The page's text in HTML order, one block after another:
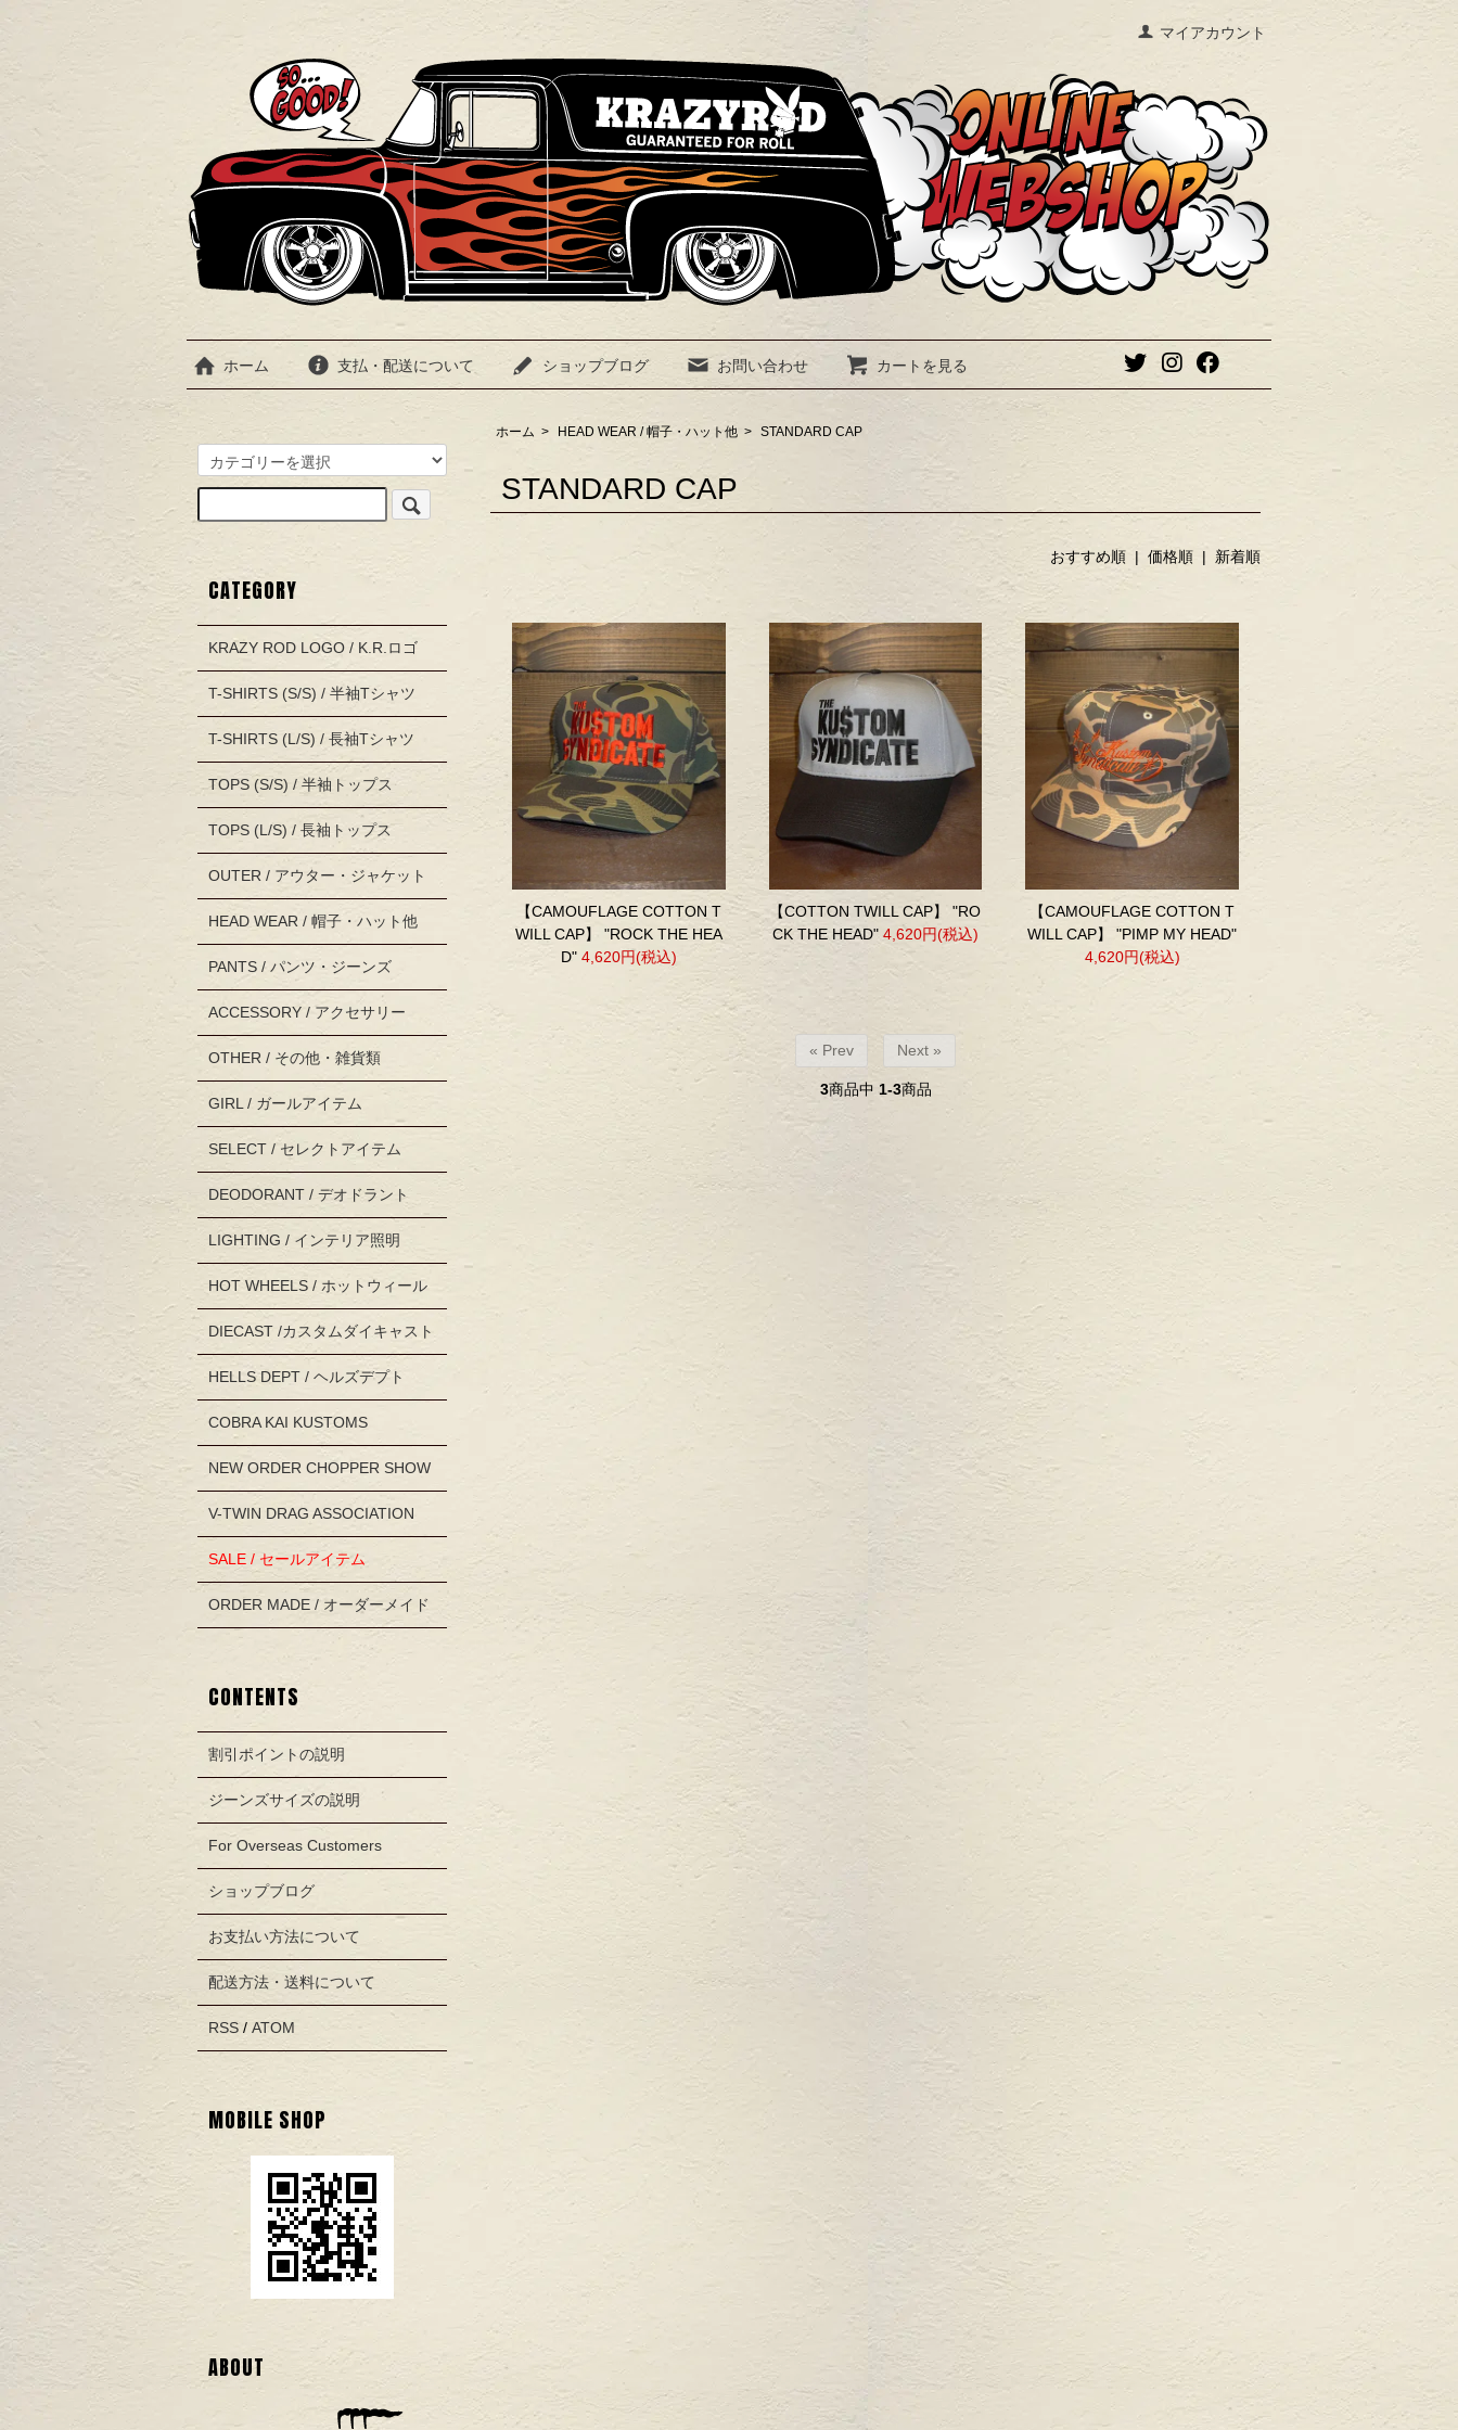
マイアカウント
ホーム 支払・配送について ショップブログ お問い合わせ カートを見る
ホーム > HEAD WEAR / 帽子・ハット他 > STANDARD CAP
STANDARD CAP
おすすめ順 | 価格順 | 新着順
【CAMOUFLAGE COTTON T
WILL CAP】 "ROCK THE HEA
D" 4,620円(税込)
【COTTON TWILL CAP】 "RO
CK THE HEAD" 4,620円(税込)
【CAMOUFLAGE COTTON T
WILL CAP】 "PIMP MY HEAD"
4,620円(税込)
« Prev Next »
3商品中 1-3商品
CATEGORY
KRAZY ROD LOGO / K.R.ロゴ
T-SHIRTS (S/S) / 半袖Tシャツ
T-SHIRTS (L/S) / 長袖Tシャツ
TOPS (S/S) / 半袖トップス
TOPS (L/S) / 長袖トップス
OUTER / アウター・ジャケット
HEAD WEAR / 帽子・ハット他
PANTS / パンツ・ジーンズ
ACCESSORY / アクセサリー
OTHER / その他・雑貨類
GIRL / ガールアイテム
SELECT / セレクトアイテム
DEODORANT / デオドラント
LIGHTING / インテリア照明
HOT WHEELS / ホットウィール
DIECAST /カスタムダイキャスト
HELLS DEPT / ヘルズデプト
COBRA KAI KUSTOMS
NEW ORDER CHOPPER SHOW
V-TWIN DRAG ASSOCIATION
SALE / セールアイテム
ORDER MADE / オーダーメイド
CONTENTS
割引ポイントの説明
ジーンズサイズの説明
For Overseas Customers
ショップブログ
お支払い方法について
配送方法・送料について
RSS / ATOM
MOBILE SHOP
ABOUT